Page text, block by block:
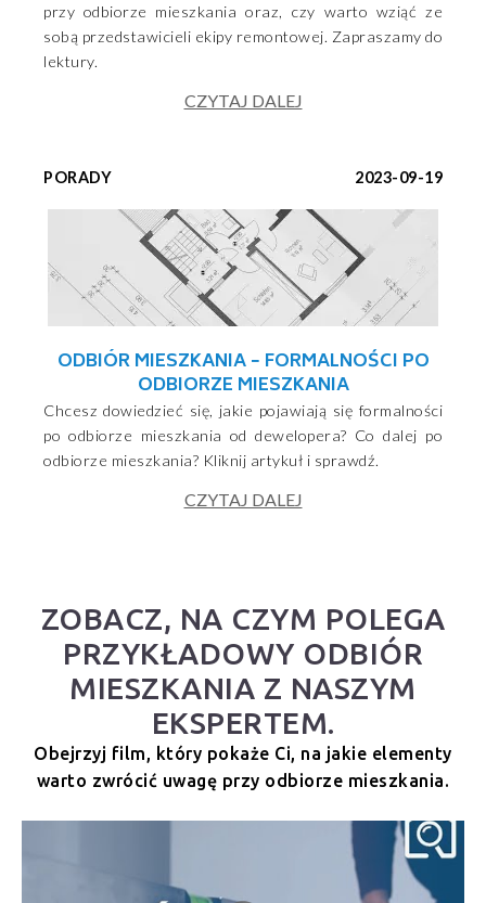
przy odbiorze mieszkania oraz, czy warto wziąć ze
sobą przedstawicieli ekipy remontowej. Zapraszamy do
lektury.
CZYTAJ DALEJ
PORADY 2023-09-19
ODBIÓR MIESZKANIA − FORMALNOŚCI PO
ODBIORZE MIESZKANIA
Chcesz dowiedzieć się, jakie pojawiają się formalności
po odbiorze mieszkania od dewelopera? Co dalej po
odbiorze mieszkania? Kliknij artykuł i sprawdź.
CZYTAJ DALEJ
ZOBACZ, NA CZYM POLEGA
PRZYKŁADOWY ODBIÓR
MIESZKANIA Z NASZYM
EKSPERTEM.
Obejrzyj film, który pokaże Ci, na jakie elementy
warto zwrócić uwagę przy odbiorze mieszkania.